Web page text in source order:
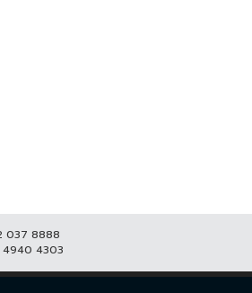
037 8888
4940 4303